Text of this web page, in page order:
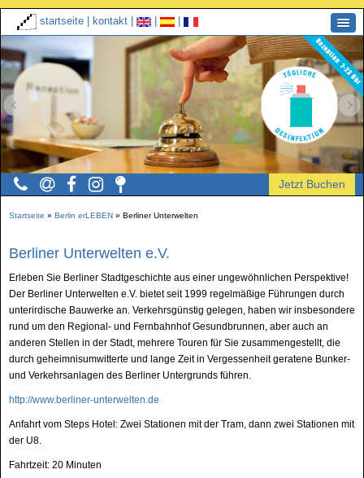
startseite kontakt
Startseite » Berlin erLEBEN » Berliner Unterwelten
Berliner Unterwelten e.V.
Erleben Sie Berliner Stadtgeschichte aus einer ungewöhnlichen Perspektive!
Der Berliner Unterwelten e.V. bietet seit 1999 regelmäßige Führungen durch
unterirdische Bauwerke an. Verkehrsgünstig gelegen, haben wir insbesondere
rund um den Regional- und Fernbahnhof Gesundbrunnen, aber auch an
anderen Stellen in der Stadt, mehrere Touren für Sie zusammengestellt, die
durch geheimnisumwitterte und lange Zeit in Vergessenheit geratene Bunker-
und Verkehrsanlagen des Berliner Untergrunds führen.
http://www.berliner-unterwelten.de
Anfahrt vom Steps Hotel: Zwei Stationen mit der Tram, dann zwei Stationen mit
der U8.
Fahrtzeit: 20 Minuten